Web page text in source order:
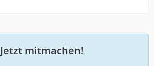
Jetzt mitmachen!